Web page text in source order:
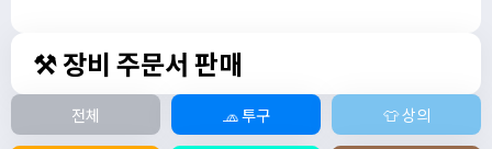
⚒️ 장비 주문서 판매
전체 🧢 투구 👕 상의